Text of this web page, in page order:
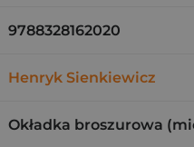
9788328162020
Henryk Sienkiewicz
Okładka broszurowa